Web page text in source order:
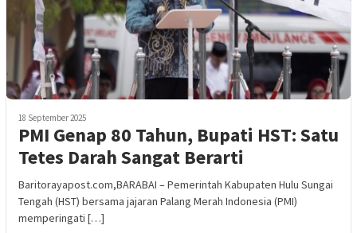
18 September 2025
PMI Genap 80 Tahun, Bupati HST: Satu
Tetes Darah Sangat Berarti
Baritorayapost.com,BARABAI – Pemerintah Kabupaten Hulu Sungai
Tengah (HST) bersama jajaran Palang Merah Indonesia (PMI)
memperingati […]